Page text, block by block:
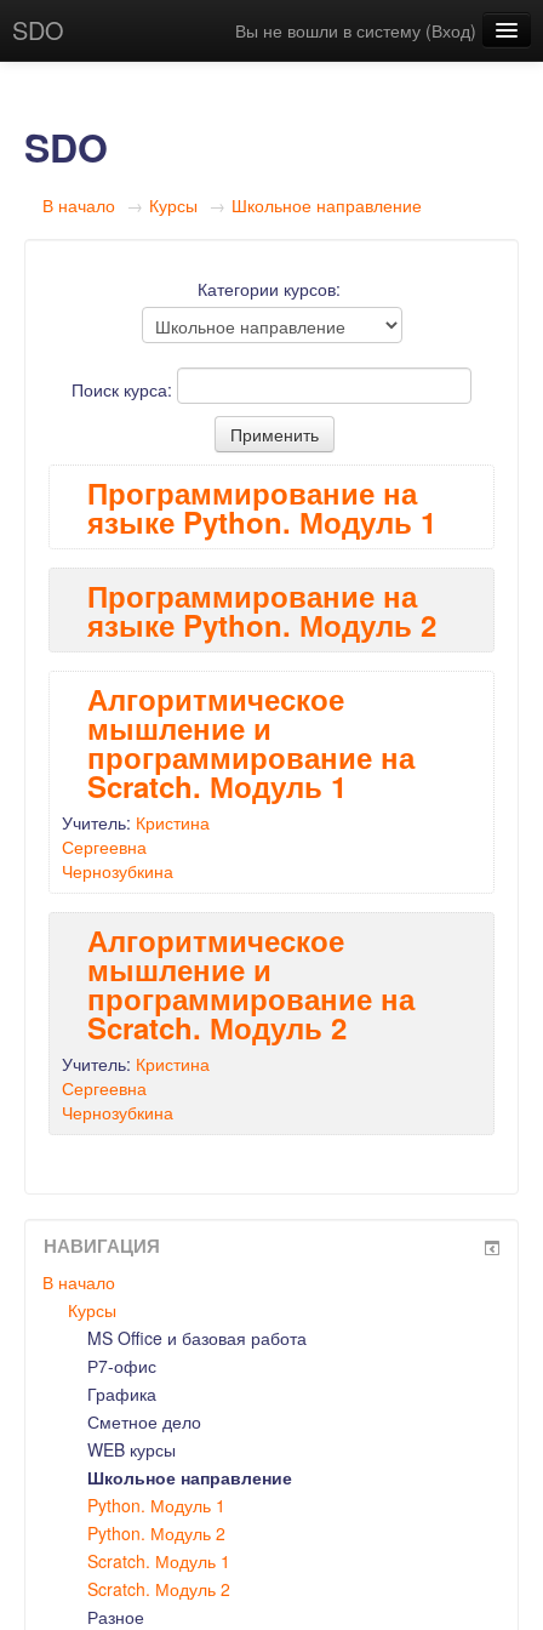
SDO Вы не вошли в систему (Вход)
SDO
В начало → Курсы → Школьное направление
Категории курсов:
Поиск курса:
Программирование на
языке Python. Модуль 1
Программирование на
языке Python. Модуль 2
Алгоритмическое
мышление и
программирование на
Scratch. Модуль 1
Учитель: Кристина
Сергеевна
Чернозубкина
Алгоритмическое
мышление и
программирование на
Scratch. Модуль 2
Учитель: Кристина
Сергеевна
Чернозубкина
НАВИГАЦИЯ
В начало
Курсы
MS Office и базовая работа
Р7-офис
Графика
Сметное дело
WEB курсы
Школьное направление
Python. Модуль 1
Python. Модуль 2
Scratch. Модуль 1
Scratch. Модуль 2
Разное